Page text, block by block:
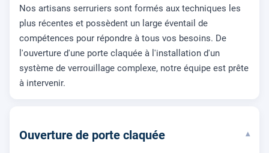
Nos artisans serruriers sont formés aux techniques les
plus récentes et possèdent un large éventail de
compétences pour répondre à tous vos besoins. De
l'ouverture d'une porte claquée à l'installation d'un
système de verrouillage complexe, notre équipe est prête
à intervenir.
Ouverture de porte claquée ▾